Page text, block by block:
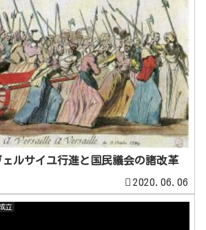
ルサイユ行進と国民議会の諸改革
2020.06.06
立